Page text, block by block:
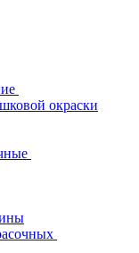
окраски